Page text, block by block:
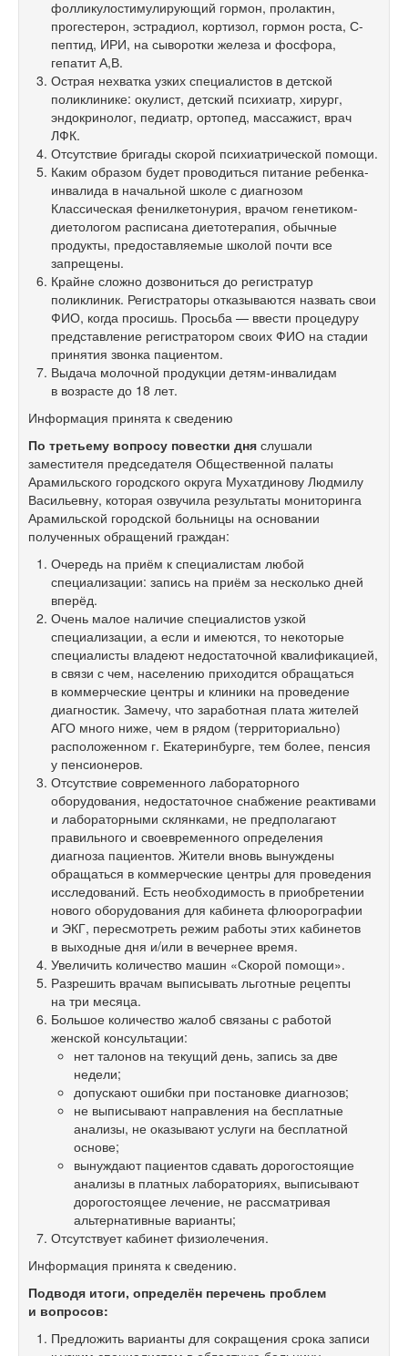
фолликулостимулирующий гормон, пролактин,
прогестерон, эстрадиол, кортизол, гормон роста, С-
пептид, ИРИ, на сыворотки железа и фосфора,
гепатит А,В.
Острая нехватка узких специалистов в детской
поликлинике: окулист, детский психиатр, хирург,
эндокринолог, педиатр, ортопед, массажист, врач
ЛФК.
Отсутствие бригады скорой психиатрической помощи.
Каким образом будет проводиться питание ребенка-
инвалида в начальной школе с диагнозом
Классическая фенилкетонурия, врачом генетиком-
диетологом расписана диетотерапия, обычные
продукты, предоставляемые школой почти все
запрещены.
Крайне сложно дозвониться до регистратур
поликлиник. Регистраторы отказываются назвать свои
ФИО, когда просишь. Просьба — ввести процедуру
представление регистратором своих ФИО на стадии
принятия звонка пациентом.
Выдача молочной продукции детям-инвалидам
в возрасте до 18 лет.
Информация принята к сведению
По третьему вопросу повестки дня слушали
заместителя председателя Общественной палаты
Арамильского городского округа Мухатдинову Людмилу
Васильевну, которая озвучила результаты мониторинга
Арамильской городской больницы на основании
полученных обращений граждан:
Очередь на приём к специалистам любой
специализации: запись на приём за несколько дней
вперёд.
Очень малое наличие специалистов узкой
специализации, а если и имеются, то некоторые
специалисты владеют недостаточной квалификацией,
в связи с чем, населению приходится обращаться
в коммерческие центры и клиники на проведение
диагностик. Замечу, что заработная плата жителей
АГО много ниже, чем в рядом (территориально)
расположенном г. Екатеринбурге, тем более, пенсия
у пенсионеров.
Отсутствие современного лабораторного
оборудования, недостаточное снабжение реактивами
и лабораторными склянками, не предполагают
правильного и своевременного определения
диагноза пациентов. Жители вновь вынуждены
обращаться в коммерческие центры для проведения
исследований. Есть необходимость в приобретении
нового оборудования для кабинета флюорографии
и ЭКГ, пересмотреть режим работы этих кабинетов
в выходные дня и/или в вечернее время.
Увеличить количество машин «Скорой помощи».
Разрешить врачам выписывать льготные рецепты
на три месяца.
Большое количество жалоб связаны с работой
женской консультации:
нет талонов на текущий день, запись за две
недели;
допускают ошибки при постановке диагнозов;
не выписывают направления на бесплатные
анализы, не оказывают услуги на бесплатной
основе;
вынуждают пациентов сдавать дорогостоящие
анализы в платных лабораториях, выписывают
дорогостоящее лечение, не рассматривая
альтернативные варианты;
Отсутствует кабинет физиолечения.
Информация принята к сведению.
Подводя итоги, определён перечень проблем
и вопросов:
Предложить варианты для сокращения срока записи